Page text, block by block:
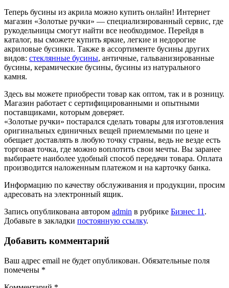
Теперь бусины из акрила можно купить онлайн! Интернет
магазин «Золотые ручки» — специализированный сервис, где
рукодельницы смогут найти все необходимое. Перейдя в
каталог, вы сможете купить яркие, легкие и недорогие
акриловые бусинки. Также в ассортименте бусины других
видов: стеклянные бусины, античные, гальванизированные
бусины, керамические бусины, бусины из натурального
камня.
Здесь вы можете приобрести товар как оптом, так и в розницу.
Магазин работает с сертифицированными и опытными
поставщиками, которым доверяет.
«Золотые ручки» постарался сделать товары для изготовления
оригинальных единичных вещей приемлемыми по цене и
обещает доставлять в любую точку страны, ведь не везде есть
торговая точка, где можно воплотить свои мечты. Вы заранее
выбираете наиболее удобный способ передачи товара. Оплата
производится наложенным платежом и на карточку банка.
Информацию по качеству обслуживания и продукции, просим
адресовать на электронный ящик.
Запись опубликована автором admin в рубрике Бизнес 11.
Добавьте в закладки постоянную ссылку.
Добавить комментарий
Ваш адрес email не будет опубликован. Обязательные поля
помечены *